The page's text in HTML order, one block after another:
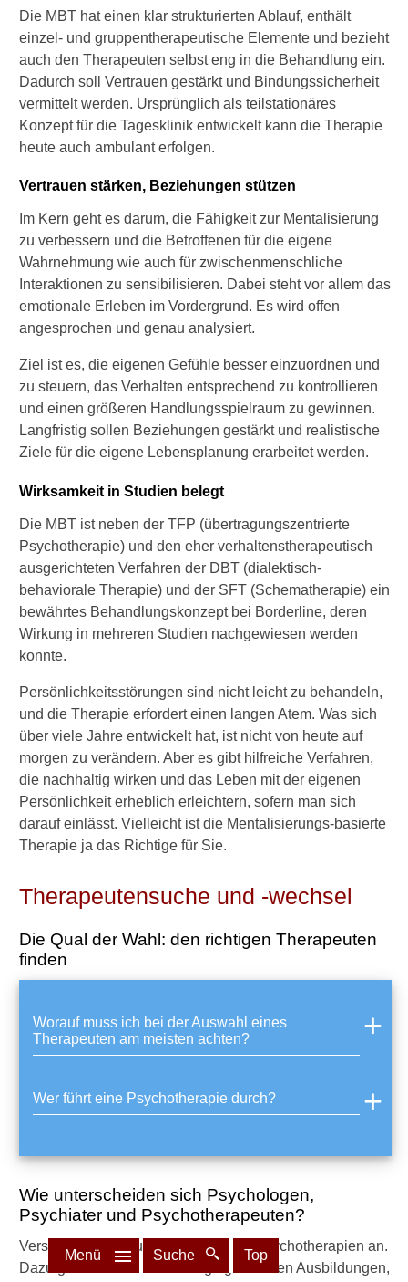
Die MBT hat einen klar strukturierten Ablauf, enthält
einzel- und gruppentherapeutische Elemente und bezieht
auch den Therapeuten selbst eng in die Behandlung ein.
Dadurch soll Vertrauen gestärkt und Bindungssicherheit
vermittelt werden. Ursprünglich als teilstationäres
Konzept für die Tagesklinik entwickelt kann die Therapie
heute auch ambulant erfolgen.
Vertrauen stärken, Beziehungen stützen
Im Kern geht es darum, die Fähigkeit zur Mentalisierung
zu verbessern und die Betroffenen für die eigene
Wahrnehmung wie auch für zwischenmenschliche
Interaktionen zu sensibilisieren. Dabei steht vor allem das
emotionale Erleben im Vordergrund. Es wird offen
angesprochen und genau analysiert.
Ziel ist es, die eigenen Gefühle besser einzuordnen und
zu steuern, das Verhalten entsprechend zu kontrollieren
und einen größeren Handlungsspielraum zu gewinnen.
Langfristig sollen Beziehungen gestärkt und realistische
Ziele für die eigene Lebensplanung erarbeitet werden.
Wirksamkeit in Studien belegt
Die MBT ist neben der TFP (übertragungszentrierte
Psychotherapie) und den eher verhaltenstherapeutisch
ausgerichteten Verfahren der DBT (dialektisch-
behaviorale Therapie) und der SFT (Schematherapie) ein
bewährtes Behandlungskonzept bei Borderline, deren
Wirkung in mehreren Studien nachgewiesen werden
konnte.
Persönlichkeitsstörungen sind nicht leicht zu behandeln,
und die Therapie erfordert einen langen Atem. Was sich
über viele Jahre entwickelt hat, ist nicht von heute auf
morgen zu verändern. Aber es gibt hilfreiche Verfahren,
die nachhaltig wirken und das Leben mit der eigenen
Persönlichkeit erheblich erleichtern, sofern man sich
darauf einlässt. Vielleicht ist die Mentalisierungs-basierte
Therapie ja das Richtige für Sie.
Therapeutensuche und -wechsel
Die Qual der Wahl: den richtigen Therapeuten
finden
Worauf muss ich bei der Auswahl eines
Therapeuten am meisten achten?
Wer führt eine Psychotherapie durch?
Wie unterscheiden sich Psychologen,
Psychiater und Psychotherapeuten?
Verschiedene Berufsgruppen bieten Psychotherapien an.
Dazu gehören alle in der Frage genannten Ausbildungen,
Menü Suche Top